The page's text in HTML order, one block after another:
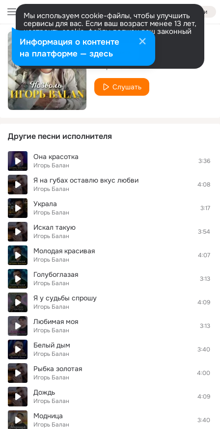
Войти
Мы используем cookie-файлы, чтобы улучшить
сервисы для вас. Если ваш возраст менее 13 лет,
настроить cookie-файлы должен ваш законный
представитель. Больше информации
Разрешить все Настроить
Позволь
Игорь Балан
Слушать
Другие песни исполнителя
Она красотка
Игорь Балан
3:36
Я на губах оставлю вкус любви
Игорь Балан
4:08
Украла
Игорь Балан
3:17
Искал такую
Игорь Балан
3:54
Молодая красивая
Игорь Балан
4:07
Голубоглазая
Игорь Балан
3:13
Я у судьбы спрошу
Игорь Балан
4:09
Любимая моя
Игорь Балан
3:13
Белый дым
Игорь Балан
3:40
Рыбка золотая
Игорь Балан
4:00
Дождь
Игорь Балан
4:09
Модница
Игорь Балан
3:40
Информация о контенте
на платформе — здесь